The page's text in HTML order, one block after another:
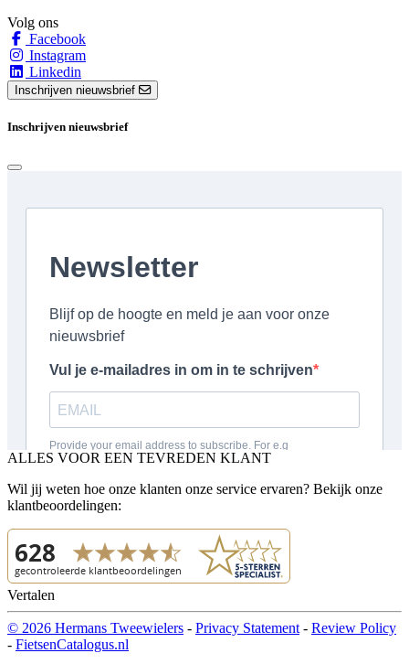
Volg ons
Facebook
Instagram
Linkedin
Inschrijven nieuwsbrief
Inschrijven nieuwsbrief
ALLES VOOR EEN TEVREDEN KLANT
Wil jij weten hoe onze klanten onze service ervaren? Bekijk onze
klantbeoordelingen:
Vertalen
© 2026 Hermans Tweewielers - Privacy Statement - Review Policy
- FietsenCatalogus.nl